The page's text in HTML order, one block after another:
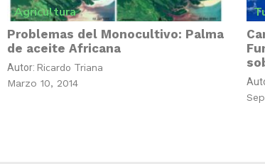
Agricultura
Problemas del Monocultivo: Palma
de aceite Africana
Autor: Ricardo Triana
Marzo 10, 2014